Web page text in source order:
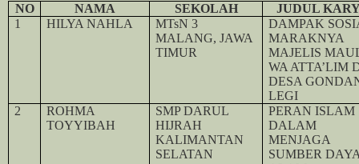
NO NAMA SEKOLAH
JUDUL
1
HILYA NAHLA
MTsN 3
MALANG, JAWA
TIMUR
DAMPAK
MARAKNYA
MAJELIS
WA ATTA’LIM
DESA
LEGI
2
ROHMA
TOYYIBAH
SMP DARUL
HIJRAH
KALIMANTAN
SELATAN
PERAN ISLAM
DALAM
MENJAGA
SUMBER